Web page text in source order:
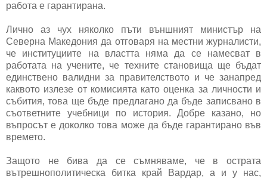
работа е гарантирана.
Лично аз чух няколко пъти външният министър на
Северна Македония да отговаря на местни журналисти,
че институциите на властта няма да се намесват в
работата на учените, че техните становища ще бъдат
единствено валидни за правителството и че занапред
каквото излезе от комисията като оценка за личности и
събития, това ще бъде предлагано да бъде записвано в
съответните учебници по история. Добре казано, но
въпросът е доколко това може да бъде гарантирано във
времето.
Защото не бива да се съмняваме, че в острата
вътрешнополитическа битка край Вардар, а и у нас,